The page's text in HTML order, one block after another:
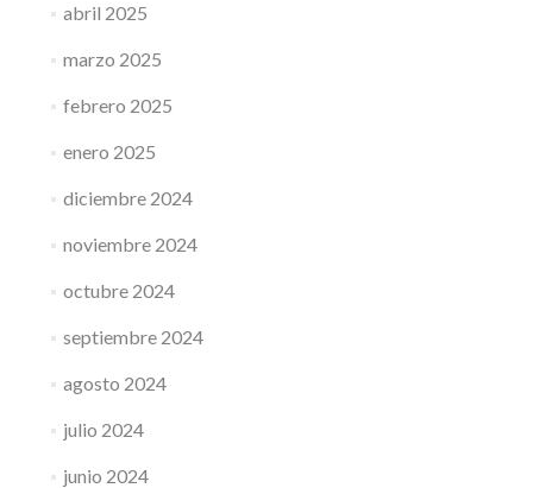
abril 2025
marzo 2025
febrero 2025
enero 2025
diciembre 2024
noviembre 2024
octubre 2024
septiembre 2024
agosto 2024
julio 2024
junio 2024